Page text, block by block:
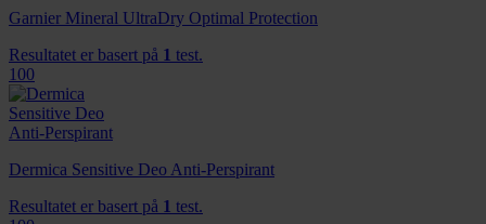
Garnier Mineral UltraDry Optimal Protection
Resultatet er basert på 1 test.
100
Dermica Sensitive Deo Anti-Perspirant
Resultatet er basert på 1 test.